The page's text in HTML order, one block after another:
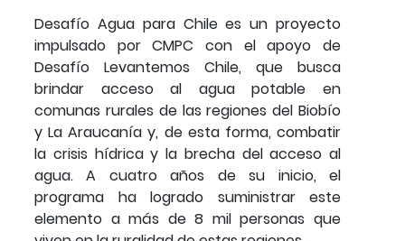
Desafío Agua para Chile es un proyecto
impulsado por CMPC con el apoyo de
Desafío Levantemos Chile, que busca
brindar acceso al agua potable en
comunas rurales de las regiones del Biobío
y La Araucanía y, de esta forma, combatir
la crisis hídrica y la brecha del acceso al
agua. A cuatro años de su inicio, el
programa ha logrado suministrar este
elemento a más de 8 mil personas que